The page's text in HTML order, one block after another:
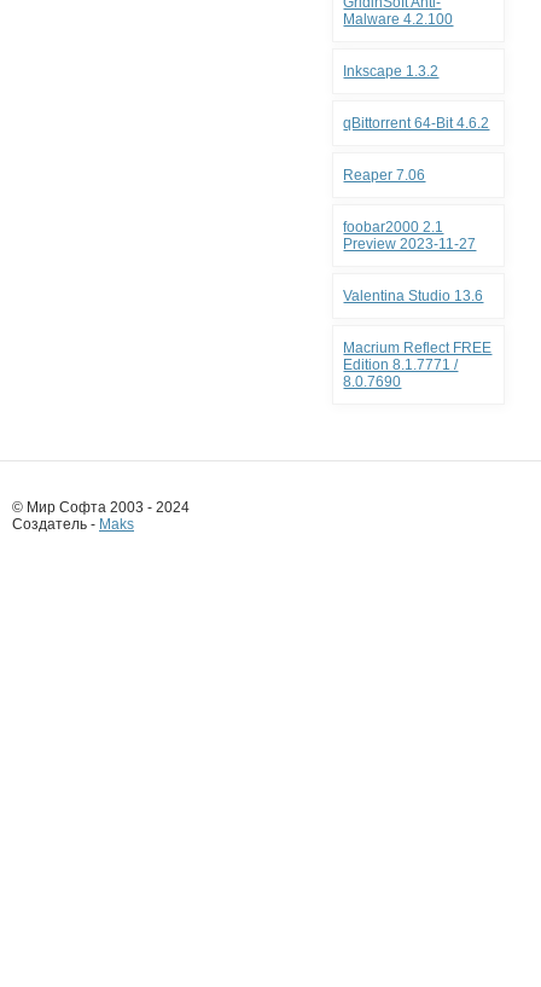
Malware 4.2.100
Inkscape 1.3.2
qBittorrent 64-Bit 4.6.2
Reaper 7.06
foobar2000 2.1
Preview 2023-11-27
Valentina Studio 13.6
Macrium Reflect FREE
Edition 8.1.7771 /
8.0.7690
© Мир Софта 2003 - 2024
Создатель - Maks